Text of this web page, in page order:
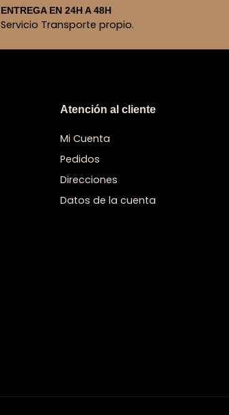
ENTREGA EN 24H A 48H
Servicio Transporte propio.
Atención al cliente
Mi Cuenta
Pedidos
Direcciones
Datos de la cuenta